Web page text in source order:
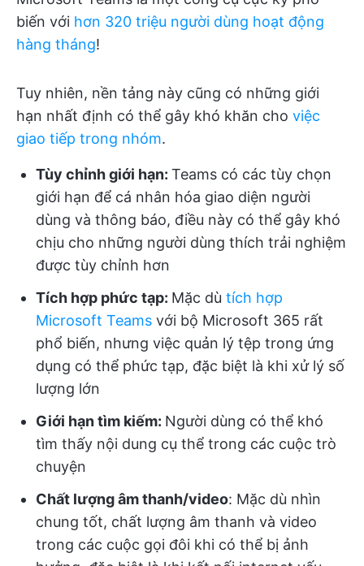
biến với hơn 320 triệu người dùng hoạt động
hàng tháng!
Tuy nhiên, nền tảng này cũng có những giới
hạn nhất định có thể gây khó khăn cho việc
giao tiếp trong nhóm.
Tùy chỉnh giới hạn: Teams có các tùy chọn
giới hạn để cá nhân hóa giao diện người
dùng và thông báo, điều này có thể gây khó
chịu cho những người dùng thích trải nghiệm
được tùy chỉnh hơn
Tích hợp phức tạp: Mặc dù tích hợp
Microsoft Teams với bộ Microsoft 365 rất
phổ biến, nhưng việc quản lý tệp trong ứng
dụng có thể phức tạp, đặc biệt là khi xử lý số
lượng lớn
Giới hạn tìm kiếm: Người dùng có thể khó
tìm thấy nội dung cụ thể trong các cuộc trò
chuyện
Chất lượng âm thanh/video: Mặc dù nhìn
chung tốt, chất lượng âm thanh và video
trong các cuộc gọi đôi khi có thể bị ảnh